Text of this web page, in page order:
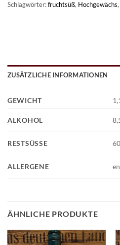
Schlagwörter:fruchtsüß, Hochgewächs,
ZUSÄTZLICHE INFORMATIONEN
GEWICHT
ALKOHOL
RESTSÜSSE
ALLERGENE
ÄHNLICHE PRODUKTE